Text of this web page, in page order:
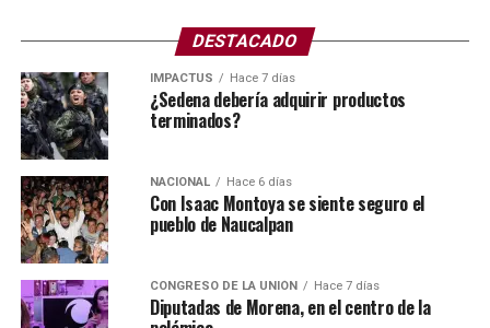
DESTACADO
IMPACTUS Hace 7 días
¿Sedena debería adquirir productos
terminados?
NACIONAL Hace 6 días
Con Isaac Montoya se siente seguro el
pueblo de Naucalpan
CONGRESO DE LA UNIÓN Hace 7 días
Diputadas de Morena, en el centro de la